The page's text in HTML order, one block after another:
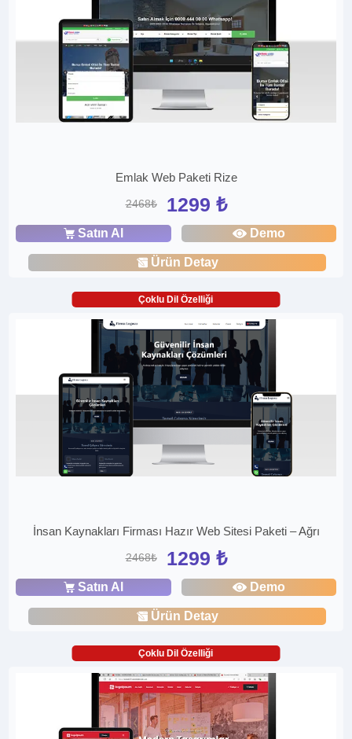
Emlak Web Paketi Rize
2468₺ 1299 ₺
Satın Al Demo
Ürün Detay
Çoklu Dil Özelliği
İnsan Kaynakları Firması Hazır Web Sitesi Paketi – Ağrı
2468₺ 1299 ₺
Satın Al Demo
Ürün Detay
Çoklu Dil Özelliği